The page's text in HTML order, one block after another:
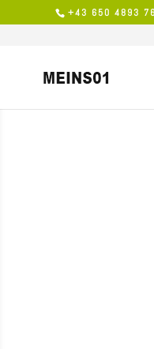
+43 650 4893